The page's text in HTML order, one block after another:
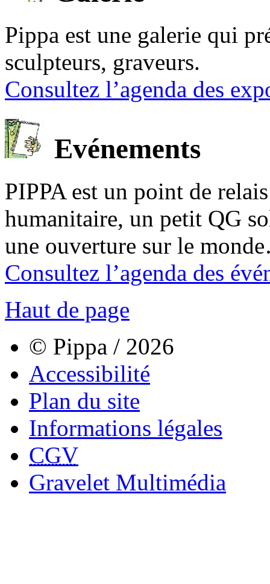
Pippa est une galerie qui
sculpteurs, graveurs.
Consultez l’agenda des
Evénements
PIPPA est un point de
humanitaire, un petit QG
une ouverture sur le
Consultez l’agenda des
Haut de page
© Pippa / 2026
Accessibilité
Plan du site
Informations légales
CGV
Gravelet Multimédia